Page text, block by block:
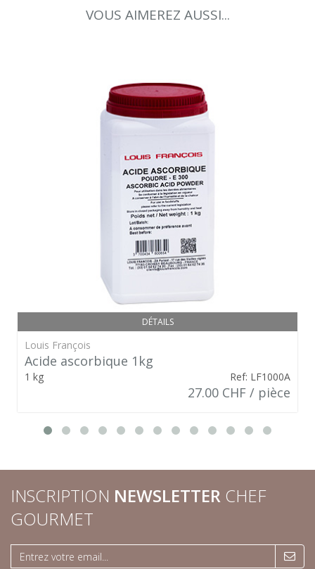
VOUS AIMEREZ AUSSI...
DÉTAILS
Louis François
Acide ascorbique 1kg
1 kg Ref: LF1000A
27.00 CHF / pièce
INSCRIPTION NEWSLETTER CHEF
GOURMET